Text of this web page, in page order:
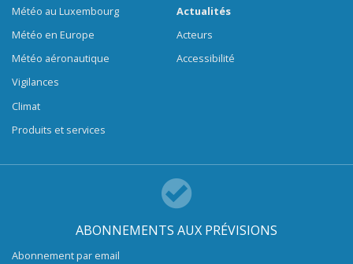
Météo au Luxembourg
Météo en Europe
Météo aéronautique
Vigilances
Climat
Produits et services
Actualités
Acteurs
Accessibilité
ABONNEMENTS AUX PRÉVISIONS
Abonnement par email